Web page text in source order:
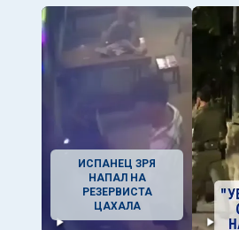
ИСПАНЕЦ ЗРЯ
НАПАЛ НА
РЕЗЕРВИСТА
ЦАХАЛА